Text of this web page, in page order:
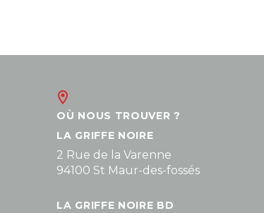
OÙ NOUS TROUVER ?
LA GRIFFE NOIRE
2 Rue de la Varenne
94100 St Maur-des-fossés
LA GRIFFE NOIRE BD